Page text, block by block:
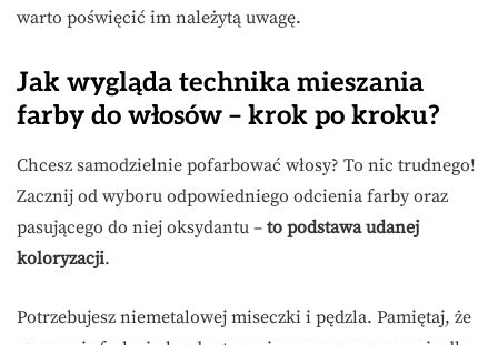
warto poświęcić im należytą uwagę.
Jak wygląda technika mieszania
farby do włosów – krok po kroku?
Chcesz samodzielnie pofarbować włosy? To nic trudnego!
Zacznij od wyboru odpowiedniego odcienia farby oraz
pasującego do niej oksydantu – to podstawa udanej
koloryzacji.
Potrzebujesz niemetalowej miseczki i pędzla. Pamiętaj, że